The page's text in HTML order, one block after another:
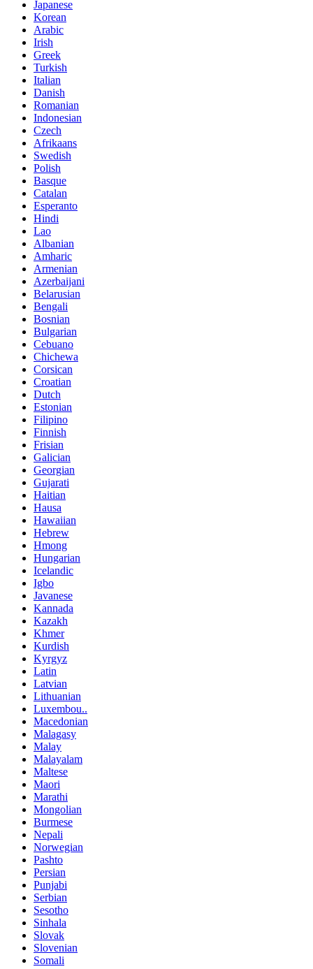
Japanese
Korean
Arabic
Irish
Greek
Turkish
Italian
Danish
Romanian
Indonesian
Czech
Afrikaans
Swedish
Polish
Basque
Catalan
Esperanto
Hindi
Lao
Albanian
Amharic
Armenian
Azerbaijani
Belarusian
Bengali
Bosnian
Bulgarian
Cebuano
Chichewa
Corsican
Croatian
Dutch
Estonian
Filipino
Finnish
Frisian
Galician
Georgian
Gujarati
Haitian
Hausa
Hawaiian
Hebrew
Hmong
Hungarian
Icelandic
Igbo
Javanese
Kannada
Kazakh
Khmer
Kurdish
Kyrgyz
Latin
Latvian
Lithuanian
Luxembou..
Macedonian
Malagasy
Malay
Malayalam
Maltese
Maori
Marathi
Mongolian
Burmese
Nepali
Norwegian
Pashto
Persian
Punjabi
Serbian
Sesotho
Sinhala
Slovak
Slovenian
Somali